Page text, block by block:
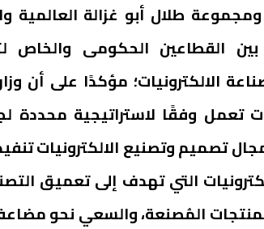
ومجموعة طلال أبو غزالة العالمية
القطاعين الحكومى والخاص
الالكترونيات؛ مؤكدًا على أن
تعمل وفقًا لاستراتيجية محددة
تصميم وتصنيع الالكترونيات
التي تهدف إلى تعميق
المُصنعة، والسعي نحو